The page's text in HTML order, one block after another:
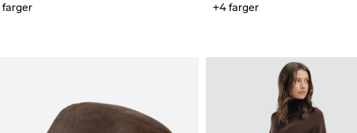
farger +4 farger